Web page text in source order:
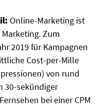
Online-Marketing ist
Zum
2019 für Kampagnen
Cost-per-Mille
von rund
30-sekündiger
bei einer CPM